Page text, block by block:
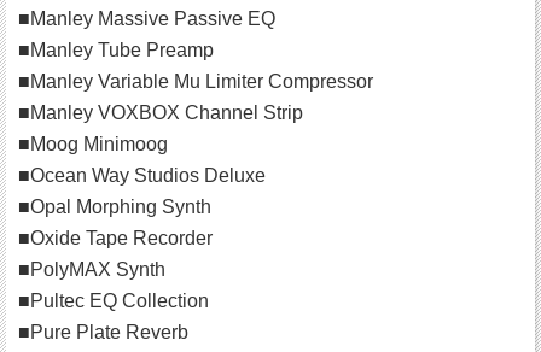
■Manley Massive Passive EQ
■Manley Tube Preamp
■Manley Variable Mu Limiter Compressor
■Manley VOXBOX Channel Strip
■Moog Minimoog
■Ocean Way Studios Deluxe
■Opal Morphing Synth
■Oxide Tape Recorder
■PolyMAX Synth
■Pultec EQ Collection
■Pure Plate Reverb